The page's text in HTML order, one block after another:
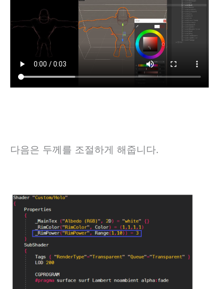
다음은 두께를 조절하게 해줍니다.